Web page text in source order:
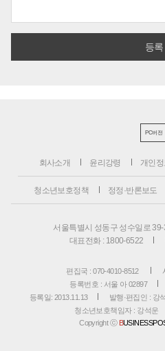
PC버전
회사소개 윤리강령 개인
청소년보호정책 정정·반론보도
서울특별시 성동구 성수일로
대표전화 : 1800-6522
편집국 : 070-4010-8512
등록번호 : 서울 아 02897
등록일: 2013.11.13
발행·편집인 : 강
청소년보호책임자 : 강석운
Copyright ⓒ B